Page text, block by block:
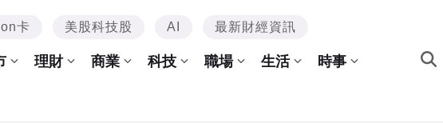
卡 美股科技股 AI 最新財經資訊
理財 商業 科技 職場 生活 時事